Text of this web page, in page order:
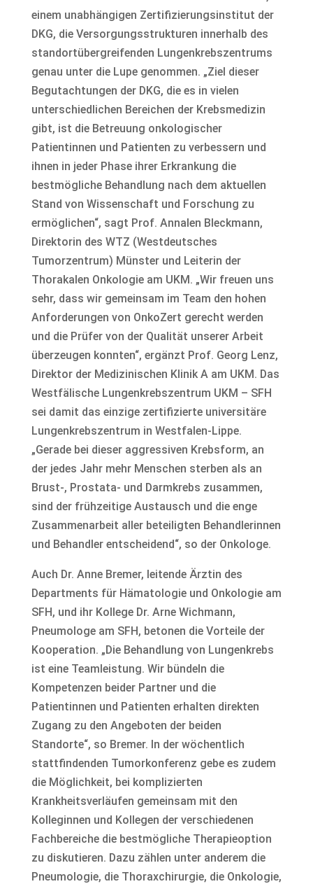
einem unabhängigen Zertifizierungsinstitut der
DKG, die Versorgungsstrukturen innerhalb des
standortübergreifenden Lungenkrebszentrums
genau unter die Lupe genommen. „Ziel dieser
Begutachtungen der DKG, die es in vielen
unterschiedlichen Bereichen der Krebsmedizin
gibt, ist die Betreuung onkologischer
Patientinnen und Patienten zu verbessern und
ihnen in jeder Phase ihrer Erkrankung die
bestmögliche Behandlung nach dem aktuellen
Stand von Wissenschaft und Forschung zu
ermöglichen“, sagt Prof. Annalen Bleckmann,
Direktorin des WTZ (Westdeutsches
Tumorzentrum) Münster und Leiterin der
Thorakalen Onkologie am UKM. „Wir freuen uns
sehr, dass wir gemeinsam im Team den hohen
Anforderungen von OnkoZert gerecht werden
und die Prüfer von der Qualität unserer Arbeit
überzeugen konnten“, ergänzt Prof. Georg Lenz,
Direktor der Medizinischen Klinik A am UKM. Das
Westfälische Lungenkrebszentrum UKM – SFH
sei damit das einzige zertifizierte universitäre
Lungenkrebszentrum in Westfalen-Lippe.
„Gerade bei dieser aggressiven Krebsform, an
der jedes Jahr mehr Menschen sterben als an
Brust-, Prostata- und Darmkrebs zusammen,
sind der frühzeitige Austausch und die enge
Zusammenarbeit aller beteiligten Behandlerinnen
und Behandler entscheidend“, so der Onkologe.
Auch Dr. Anne Bremer, leitende Ärztin des
Departments für Hämatologie und Onkologie am
SFH, und ihr Kollege Dr. Arne Wichmann,
Pneumologe am SFH, betonen die Vorteile der
Kooperation. „Die Behandlung von Lungenkrebs
ist eine Teamleistung. Wir bündeln die
Kompetenzen beider Partner und die
Patientinnen und Patienten erhalten direkten
Zugang zu den Angeboten der beiden
Standorte“, so Bremer. In der wöchentlich
stattfindenden Tumorkonferenz gebe es zudem
die Möglichkeit, bei komplizierten
Krankheitsverläufen gemeinsam mit den
Kolleginnen und Kollegen der verschiedenen
Fachbereiche die bestmögliche Therapieoption
zu diskutieren. Dazu zählen unter anderem die
Pneumologie, die Thoraxchirurgie, die Onkologie,